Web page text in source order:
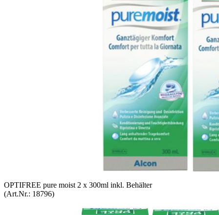
OP­TI­FREE pure moist 2 x 300ml inkl. Be­häl­ter
(Art.Nr.: 18796)